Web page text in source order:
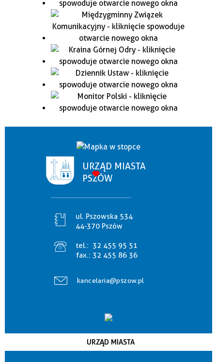
URZĄD MIASTA
PSZÓW
ul. Pszowska 534
44-370 Pszów
tel.: 32 455 95 51
fax.: 32 455 86 36
kancelaria@pszow.pl
URZĄD MIASTA